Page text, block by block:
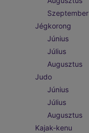
Szeptember
Jégkorong
Június
Július
Augusztus
Judo
Június
Július
Augusztus
Kajak-kenu